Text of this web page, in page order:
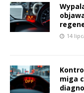
14
miga